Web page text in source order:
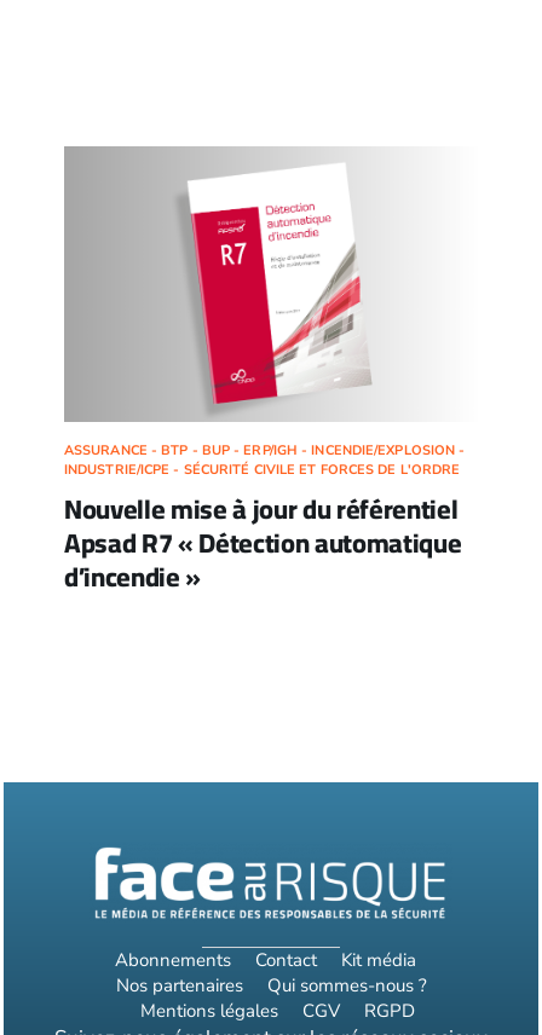
ASSURANCE - BTP - BUP - ERP/IGH - INCENDIE/EXPLOSION -
INDUSTRIE/ICPE - SÉCURITÉ CIVILE ET FORCES DE L'ORDRE
Nouvelle mise à jour du référentiel
Apsad R7 « Détection automatique
d’incendie »
Abonnements Contact
Kit média
Nos partenaires
Qui sommes-nous ?
Mentions légales
CGV RGPD